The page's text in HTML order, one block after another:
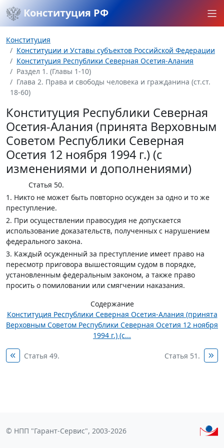
Конституция РФ
Конституция
Конституции и Уставы субъектов Российской Федерации
Конституция Республики Северная Осетия-Алания
Раздел 1. (Главы 1-10)
Глава 2. Права и свободы человека и гражданина (ст.ст.
18-60)
Конституция Республики Северная
Осетия-Алания (принята Верховным
Советом Республики Северная
Осетия 12 ноября 1994 г.) (с
изменениями и дополнениями)
Статья 50.
1. Никто не может быть повторно осужден за одно и то же
преступление.
2. При осуществлении правосудия не допускается
использование доказательств, полученных с нарушением
федерального закона.
3. Каждый осужденный за преступление имеет право на
пересмотр приговора вышестоящим судом в порядке,
установленным федеральным законом, а также право
просить о помиловании или смягчении наказания.
Содержание
Конституция Республики Северная Осетия-Алания (принята
Верховным Советом Республики Северная Осетия 12 ноября
1994 г.) (с...
Статья 49. Статья 51.
© НПП "Гарант-Сервис", 2003-2026